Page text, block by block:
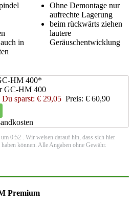
in
Ohne Demontage nur
aufrechte Lagerung
beim rückwärts ziehen
lautere
Geräuschentwicklung
HM 400*
Du sparst: € 29,05 Preis: € 60,90
0:52 . Wir weisen darauf hin, dass sich hier
können. Alle Angaben ohne Gewähr.
Premium